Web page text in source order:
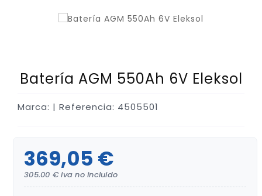
Batería AGM 550Ah 6V Eleksol
Marca: | Referencia: 4505501
369,05 €
305.00 € iva no incluido